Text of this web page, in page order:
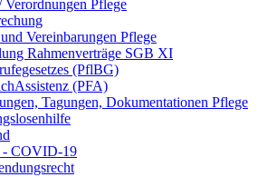
Verordnungen Pflege
Vereinbarungen Pflege
Rahmenverträge SGB XI
(PflBG)
(PFA)
Tagungen, Dokumentationen Pflege
- COVID-19